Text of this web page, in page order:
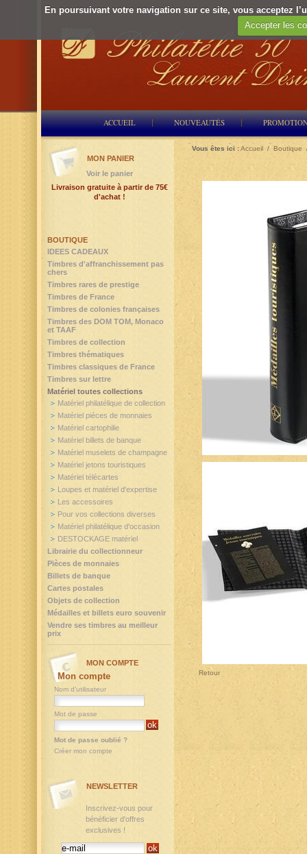
En poursuivant votre navigation sur ce site, vous acceptez
Accepter les
ACCUEIL NOUVEAUTÉS
Vous êtes ici :Accueil / Boutique
Retour
BOUTIQUE
IDEES CADEAUX
Timbres d'affranchissement pas
chers
Timbres rares de prestige
Timbres de France
Timbres de colonies françaises
Timbres des DOM TOM, Monaco
et TAAF
Timbres de collection
Timbres thématiques
Timbres classiques de France
Timbres sur lettre
Matériel toutes collections
Matériel philatélique de collection
Matériel pièces de monnaies
Matériel cartophilie
Matériel billets de banque
Matériel muselets de champagne
Matériel jetons touristiques
Matériel télécartes
Loupes et matériel d'expertise
Les accessoires
Pour vos collections diverses
Matériel philatélique d'occasion
DESTOCKAGE matériel
Librairie du collectionneur
Pièces de monnaies
Billets de banque
Cartes postales
Objets de collection
Médailles et billets euro souvenir
Vendre ses timbres au meilleur
prix
MON PANIER
Voir le panier
Livraison gratuite à partir de 75€
d'achat !
MON COMPTE
Mon compte
Nom d'utilisateur
Mot de passe
Mot de passe oublié ?
Créer mon compte
NEWSLETTER
Inscrivez-vous pour
bénéficier d'offres
exclusives !